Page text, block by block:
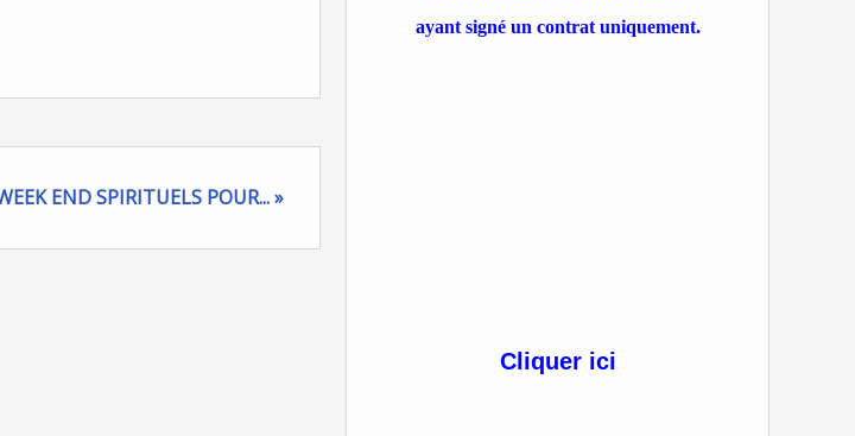
ayant signé un contrat uniquement.
Cliquer ici
END SPIRITUELS POUR... »